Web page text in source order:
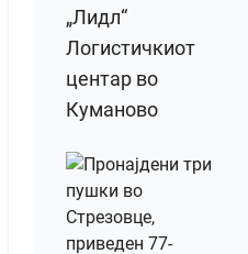
„Лидл“
Логистичкиот
центар во
Куманово